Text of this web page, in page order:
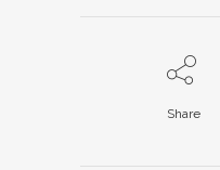
Share